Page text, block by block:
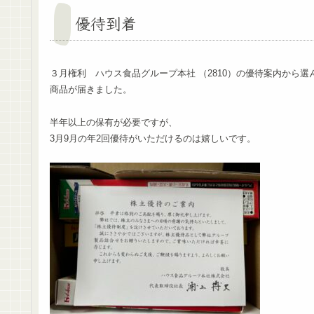
優待到着
３月権利 ハウス食品グループ本社 （2810）の優待案内から選
商品が届きました。
半年以上の保有が必要ですが、
3月9月の年2回優待がいただけるのは嬉しいです。